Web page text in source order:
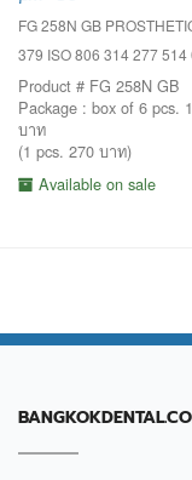
FG 258N GB
379 ISO 806 314 277 514
Product # FG 258N GB
Package : box of 6 pcs.
บาท
(1 pcs. 270 บาท)
Available on sale